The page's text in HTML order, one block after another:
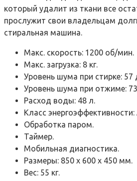
который удалит из ткани все
прослужит свои владельцам
стиральная машина.
Макс. скорость: 1200 об/мин.
Макс. загрузка: 8 кг.
Уровень шума при стирке: 57
Уровень шума при отжиме:
Расход воды: 48 л.
Класс энергоэффективности:
Обработка паром.
Таймер.
Мобильная диагностика.
Размеры: 850 х 600 х 450 мм.
Вес: 55 кг.